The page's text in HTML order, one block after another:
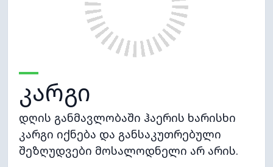
კარგი
დღის განმავლობაში ჰაერის ხარისხი
კარგი იქნება და განსაკუთრებული
შეზღუდვები მოსალოდნელი არ არის.